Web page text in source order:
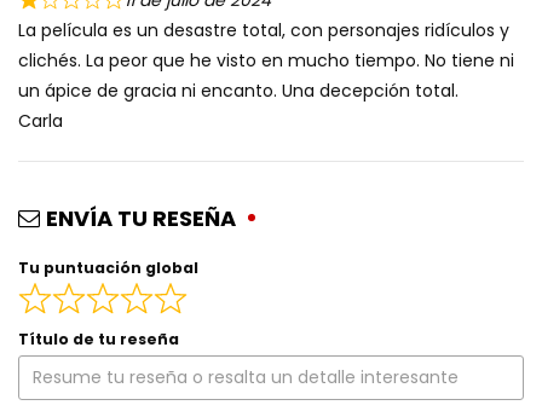
La película es un desastre total, con personajes ridículos y
clichés. La peor que he visto en mucho tiempo. No tiene ni
un ápice de gracia ni encanto. Una decepción total.
Carla
ENVÍA TU RESEÑA
Tu puntuación global
Título de tu reseña